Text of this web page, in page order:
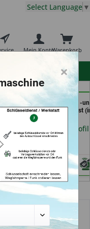
Warenkorb
Mein Konto
Select Language ▼
In Time Schuh -
Schlüsseldienst
Händlerprofil
ohne Funk
×